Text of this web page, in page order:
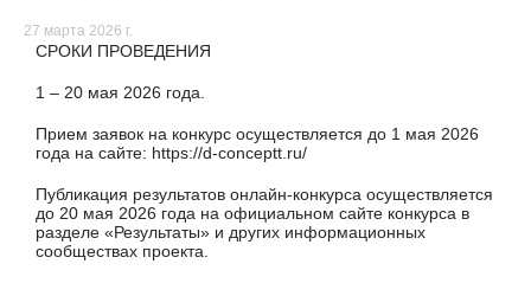
27 марта 2026 г.
СРОКИ ПРОВЕДЕНИЯ
1 – 20 мая 2026 года.
Прием заявок на конкурс осуществляется до 1 мая 2026
года на сайте: https://d-conceptt.ru/
Публикация результатов онлайн-конкурса осуществляется
до 20 мая 2026 года на официальном сайте конкурса в
разделе «Результаты» и других информационных
сообществах проекта.